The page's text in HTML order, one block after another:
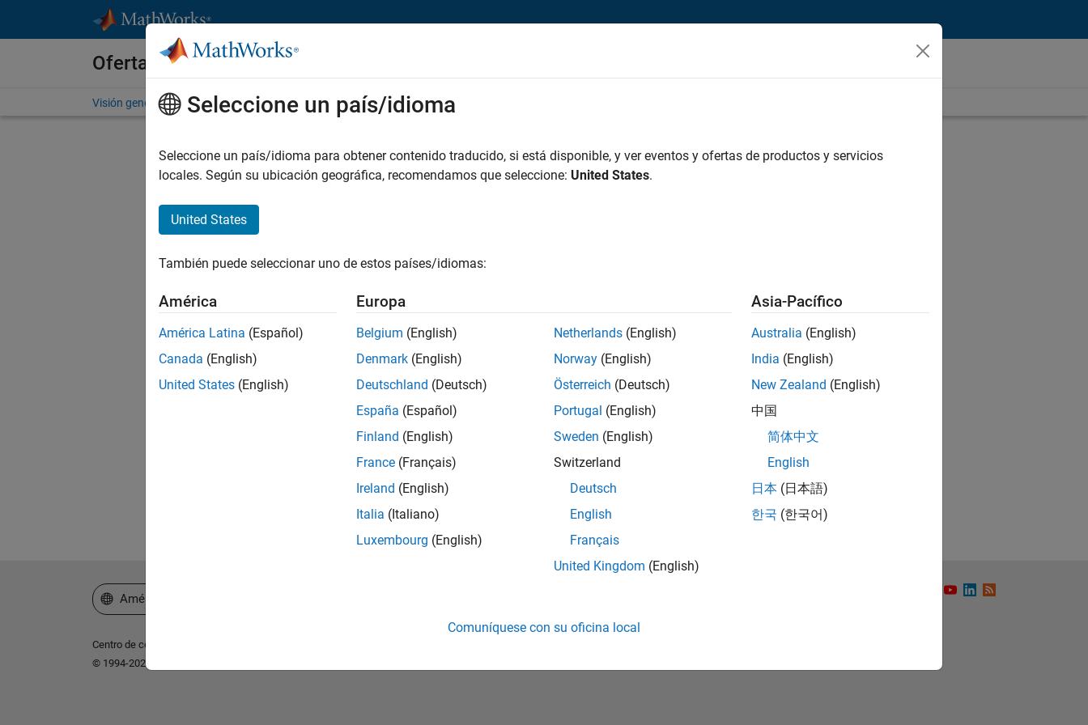
Ofertas de empleo en MathWorks
Visión general Búsqueda de empleo Oficinas locales Estudiantes y nuevas carreras
Enviar solicitud
Dirección de correo electrónico
Contraseña
Crear cuenta
Seleccione un país/idioma
Seleccione un país/idioma para obtener contenido traducido, si está disponible, y ver eventos y ofertas de productos y servicios
locales. Según su ubicación geográfica, recomendamos que seleccione: United States.
United States
También puede seleccionar uno de estos países/idiomas:
América
América Latina (Español)
Canada (English)
United States (English)
Europa
Belgium (English)
Denmark (English)
Deutschland (Deutsch)
España (Español)
Finland (English)
France (Français)
Ireland (English)
Italia (Italiano)
Luxembourg (English)
Netherlands (English)
Norway (English)
Österreich (Deutsch)
Portugal (English)
Sweden (English)
Switzerland
Deutsch
English
Français
United Kingdom (English)
Asia-Pacífico
Australia (English)
India (English)
New Zealand (English)
中国
简体中文
English
日本 (日本語)
한국 (한국어)
Comuníquese con su oficina local
Seleccione un país/idioma
América Latina
Centro de confianza
© 1994-2026 The MathWorks, Inc.